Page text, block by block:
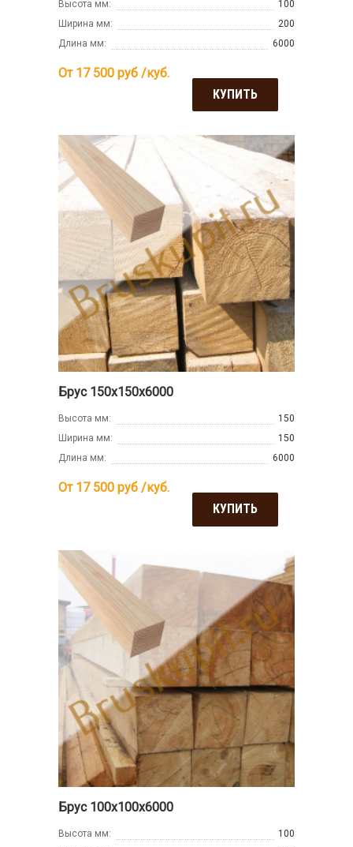
Высота мм:
100
Ширина мм:
200
Длина мм:
6000
От 17 500 руб /куб.
КУПИТЬ
Брус 150х150х6000
Высота мм:
150
Ширина мм:
150
Длина мм:
6000
От 17 500 руб /куб.
КУПИТЬ
Брус 100х100х6000
Высота мм:
100